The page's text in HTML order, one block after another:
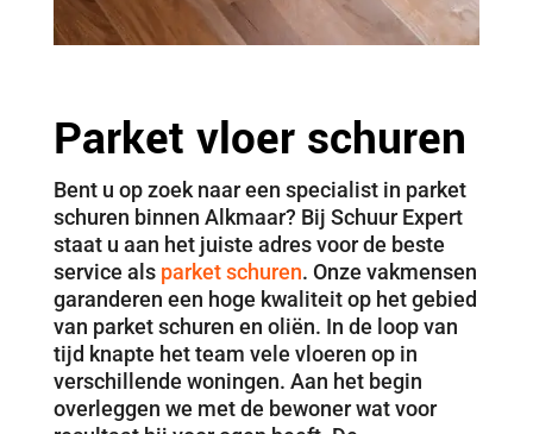
Parket vloer schuren
Bent u op zoek naar een specialist in parket
schuren binnen Alkmaar? Bij Schuur Expert
staat u aan het juiste adres voor de beste
service als parket schuren. Onze vakmensen
garanderen een hoge kwaliteit op het gebied
van parket schuren en oliën. In de loop van
tijd knapte het team vele vloeren op in
verschillende woningen. Aan het begin
overleggen we met de bewoner wat voor